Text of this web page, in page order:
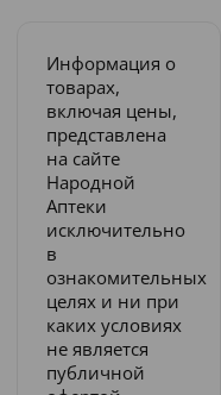
Информация о
товарах,
включая цены,
представлена
на сайте
Народной
Аптеки
исключительно
в
ознакомительных
целях и ни при
каких условиях
не является
публичной